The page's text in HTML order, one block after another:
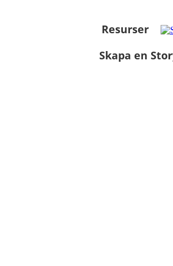
Resurser
Skapa en